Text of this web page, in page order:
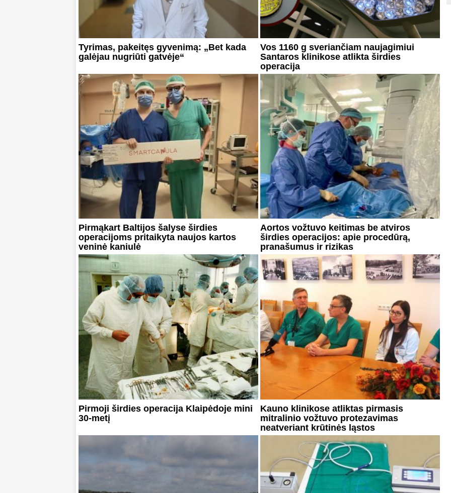
Tyrimas, pakeitęs gyvenimą: „Bet kada
galėjau nugriūti gatvėje“
Vos 1160 g sveriančiam naujagimiui
Santaros klinikose atlikta širdies
operacija
Pirmąkart Baltijos šalyse širdies
operacijoms pritaikyta naujos kartos
veninė kaniulė
Aortos vožtuvo keitimas be atviros
širdies operacijos: apie procedūrą,
pranašumus ir rizikas
Pirmoji širdies operacija Klaipėdoje mini
30-metį
Kauno klinikose atliktas pirmasis
mitralinio vožtuvo protezavimas
neatveriant krūtinės ląstos